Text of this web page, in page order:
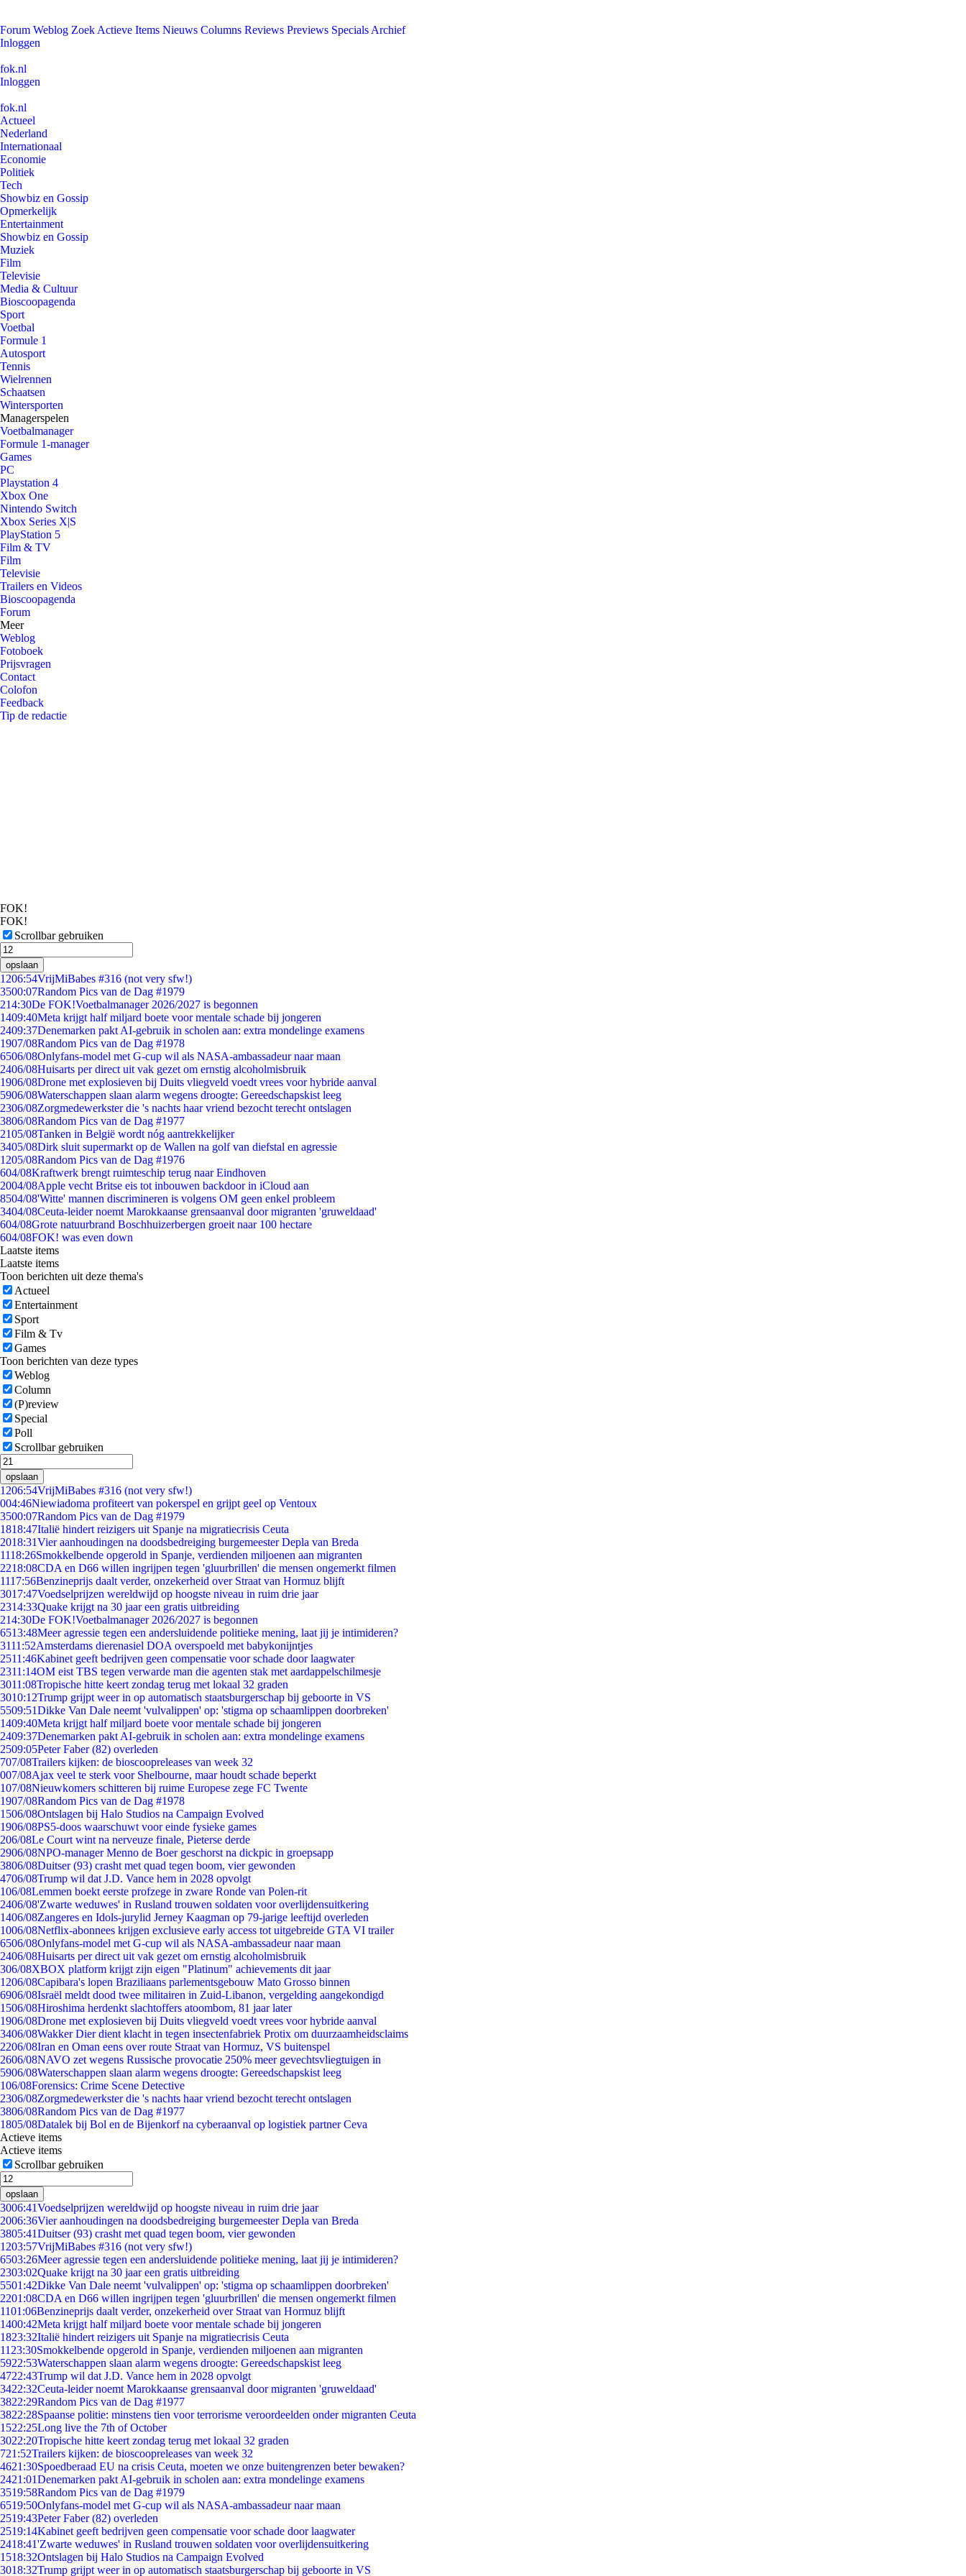
Forum Weblog Zoek Actieve Items Nieuws Columns Reviews Previews Specials Archief
Inloggen
fok.nl
Inloggen
fok.nl
Actueel
Nederland
Internationaal
Economie
Politiek
Tech
Showbiz en Gossip
Opmerkelijk
Entertainment
Showbiz en Gossip
Muziek
Film
Televisie
Media & Cultuur
Bioscoopagenda
Sport
Voetbal
Formule 1
Autosport
Tennis
Wielrennen
Schaatsen
Wintersporten
Managerspelen
Voetbalmanager
Formule 1-manager
Games
PC
Playstation 4
Xbox One
Nintendo Switch
Xbox Series X|S
PlayStation 5
Film & TV
Film
Televisie
Trailers en Videos
Bioscoopagenda
Forum
Meer
Weblog
Fotoboek
Prijsvragen
Contact
Colofon
Feedback
Tip de redactie
FOK!
FOK!
Scrollbar gebruiken
opslaan
1206:54VrijMiBabes #316 (not very sfw!)
3500:07Random Pics van de Dag #1979
214:30De FOK!Voetbalmanager 2026/2027 is begonnen
1409:40Meta krijgt half miljard boete voor mentale schade bij jongeren
2409:37Denemarken pakt AI-gebruik in scholen aan: extra mondelinge examens
1907/08Random Pics van de Dag #1978
6506/08Onlyfans-model met G-cup wil als NASA-ambassadeur naar maan
2406/08Huisarts per direct uit vak gezet om ernstig alcoholmisbruik
1906/08Drone met explosieven bij Duits vliegveld voedt vrees voor hybride aanval
5906/08Waterschappen slaan alarm wegens droogte: Gereedschapskist leeg
2306/08Zorgmedewerkster die 's nachts haar vriend bezocht terecht ontslagen
3806/08Random Pics van de Dag #1977
2105/08Tanken in België wordt nóg aantrekkelijker
3405/08Dirk sluit supermarkt op de Wallen na golf van diefstal en agressie
1205/08Random Pics van de Dag #1976
604/08Kraftwerk brengt ruimteschip terug naar Eindhoven
2004/08Apple vecht Britse eis tot inbouwen backdoor in iCloud aan
8504/08'Witte' mannen discrimineren is volgens OM geen enkel probleem
3404/08Ceuta-leider noemt Marokkaanse grensaanval door migranten 'gruweldaad'
604/08Grote natuurbrand Boschhuizerbergen groeit naar 100 hectare
604/08FOK! was even down
Laatste items
Laatste items
Toon berichten uit deze thema's
Actueel
Entertainment
Sport
Film & Tv
Games
Toon berichten van deze types
Weblog
Column
(P)review
Special
Poll
Scrollbar gebruiken
opslaan
1206:54VrijMiBabes #316 (not very sfw!)
004:46Niewiadoma profiteert van pokerspel en grijpt geel op Ventoux
3500:07Random Pics van de Dag #1979
1818:47Italië hindert reizigers uit Spanje na migratiecrisis Ceuta
2018:31Vier aanhoudingen na doodsbedreiging burgemeester Depla van Breda
1118:26Smokkelbende opgerold in Spanje, verdienden miljoenen aan migranten
2218:08CDA en D66 willen ingrijpen tegen 'gluurbrillen' die mensen ongemerkt filmen
1117:56Benzineprijs daalt verder, onzekerheid over Straat van Hormuz blijft
3017:47Voedselprijzen wereldwijd op hoogste niveau in ruim drie jaar
2314:33Quake krijgt na 30 jaar een gratis uitbreiding
214:30De FOK!Voetbalmanager 2026/2027 is begonnen
6513:48Meer agressie tegen een andersluidende politieke mening, laat jij je intimideren?
3111:52Amsterdams dierenasiel DOA overspoeld met babykonijntjes
2511:46Kabinet geeft bedrijven geen compensatie voor schade door laagwater
2311:14OM eist TBS tegen verwarde man die agenten stak met aardappelschilmesje
3011:08Tropische hitte keert zondag terug met lokaal 32 graden
3010:12Trump grijpt weer in op automatisch staatsburgerschap bij geboorte in VS
5509:51Dikke Van Dale neemt 'vulvalippen' op: 'stigma op schaamlippen doorbreken'
1409:40Meta krijgt half miljard boete voor mentale schade bij jongeren
2409:37Denemarken pakt AI-gebruik in scholen aan: extra mondelinge examens
2509:05Peter Faber (82) overleden
707/08Trailers kijken: de bioscoopreleases van week 32
007/08Ajax veel te sterk voor Shelbourne, maar houdt schade beperkt
107/08Nieuwkomers schitteren bij ruime Europese zege FC Twente
1907/08Random Pics van de Dag #1978
1506/08Ontslagen bij Halo Studios na Campaign Evolved
1906/08PS5-doos waarschuwt voor einde fysieke games
206/08Le Court wint na nerveuze finale, Pieterse derde
2906/08NPO-manager Menno de Boer geschorst na dickpic in groepsapp
3806/08Duitser (93) crasht met quad tegen boom, vier gewonden
4706/08Trump wil dat J.D. Vance hem in 2028 opvolgt
106/08Lemmen boekt eerste profzege in zware Ronde van Polen-rit
2406/08'Zwarte weduwes' in Rusland trouwen soldaten voor overlijdensuitkering
1406/08Zangeres en Idols-jurylid Jerney Kaagman op 79-jarige leeftijd overleden
1006/08Netflix-abonnees krijgen exclusieve early access tot uitgebreide GTA VI trailer
6506/08Onlyfans-model met G-cup wil als NASA-ambassadeur naar maan
2406/08Huisarts per direct uit vak gezet om ernstig alcoholmisbruik
306/08XBOX platform krijgt zijn eigen "Platinum" achievements dit jaar
1206/08Capibara's lopen Braziliaans parlementsgebouw Mato Grosso binnen
6906/08Israël meldt dood twee militairen in Zuid-Libanon, vergelding aangekondigd
1506/08Hiroshima herdenkt slachtoffers atoombom, 81 jaar later
1906/08Drone met explosieven bij Duits vliegveld voedt vrees voor hybride aanval
3406/08Wakker Dier dient klacht in tegen insectenfabriek Protix om duurzaamheidsclaims
2206/08Iran en Oman eens over route Straat van Hormuz, VS buitenspel
2606/08NAVO zet wegens Russische provocatie 250% meer gevechtsvliegtuigen in
5906/08Waterschappen slaan alarm wegens droogte: Gereedschapskist leeg
106/08Forensics: Crime Scene Detective
2306/08Zorgmedewerkster die 's nachts haar vriend bezocht terecht ontslagen
3806/08Random Pics van de Dag #1977
1805/08Datalek bij Bol en de Bijenkorf na cyberaanval op logistiek partner Ceva
Actieve items
Actieve items
Scrollbar gebruiken
opslaan
3006:41Voedselprijzen wereldwijd op hoogste niveau in ruim drie jaar
2006:36Vier aanhoudingen na doodsbedreiging burgemeester Depla van Breda
3805:41Duitser (93) crasht met quad tegen boom, vier gewonden
1203:57VrijMiBabes #316 (not very sfw!)
6503:26Meer agressie tegen een andersluidende politieke mening, laat jij je intimideren?
2303:02Quake krijgt na 30 jaar een gratis uitbreiding
5501:42Dikke Van Dale neemt 'vulvalippen' op: 'stigma op schaamlippen doorbreken'
2201:08CDA en D66 willen ingrijpen tegen 'gluurbrillen' die mensen ongemerkt filmen
1101:06Benzineprijs daalt verder, onzekerheid over Straat van Hormuz blijft
1400:42Meta krijgt half miljard boete voor mentale schade bij jongeren
1823:32Italië hindert reizigers uit Spanje na migratiecrisis Ceuta
11 23:30Smokkelbende opgerold in Spanje, verdienden miljoenen aan migranten
5922:53Waterschappen slaan alarm wegens droogte: Gereedschapskist leeg
4722:43Trump wil dat J.D. Vance hem in 2028 opvolgt
3422:32Ceuta-leider noemt Marokkaanse grensaanval door migranten 'gruweldaad'
3822:29Random Pics van de Dag #1977
3822:28Spaanse politie: minstens tien voor terrorisme veroordeelden onder migranten Ceuta
1522:25Long live the 7th of October
3022:20Tropische hitte keert zondag terug met lokaal 32 graden
721:52Trailers kijken: de bioscoopreleases van week 32
4621:30Spoedberaad EU na crisis Ceuta, moeten we onze buitengrenzen beter bewaken?
2421:01Denemarken pakt AI-gebruik in scholen aan: extra mondelinge examens
3519:58Random Pics van de Dag #1979
6519:50Onlyfans-model met G-cup wil als NASA-ambassadeur naar maan
2519:43Peter Faber (82) overleden
2519:14Kabinet geeft bedrijven geen compensatie voor schade door laagwater
2418:41'Zwarte weduwes' in Rusland trouwen soldaten voor overlijdensuitkering
1518:32Ontslagen bij Halo Studios na Campaign Evolved
3018:32Trump grijpt weer in op automatisch staatsburgerschap bij geboorte in VS